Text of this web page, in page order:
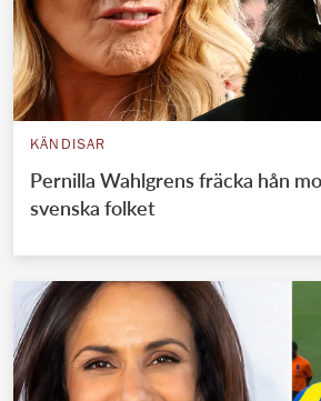
KÄNDISAR
Pernilla Wahlgrens fräcka hån
svenska folket